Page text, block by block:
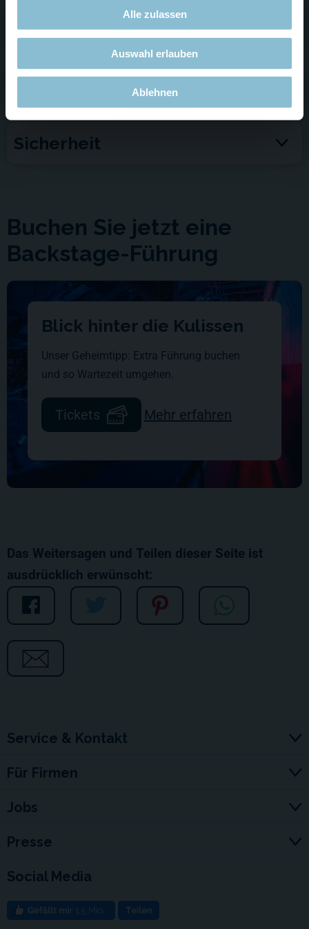
Alle zulassen
Auswahl erlauben
Ablehnen
Offene Werkstätten
Barrierefreiheit
Sicherheit
Buchen Sie jetzt eine
Backstage-Führung
Blick hinter die Kulissen
Unser Geheimtipp: Extra Führung buchen
und so Wartezeit umgehen.
Tickets Mehr erfahren
Das Weitersagen und Teilen dieser Seite ist
ausdrücklich erwünscht:
Service & Kontakt
Für Firmen
Jobs
Presse
Social Media